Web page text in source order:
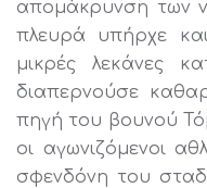
απομάκρυνση των
πλευρά υπήρχε
μικρές λεκάνες
διαπερνούσε
πηγή του βουνού
οι αγωνιζόμενοι
σφενδόνη του